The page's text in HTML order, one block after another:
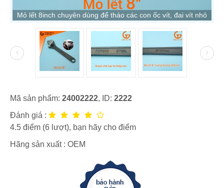
Mỏ lết 8inch chuyên dùng để tháo các con ốc vít, đai vít nhỏ
Mã sản phẩm: 24002222, ID: 2222
Đánh giá :
4.5 điểm (6 lượt), bạn hãy cho điểm
Hãng sản xuất : OEM